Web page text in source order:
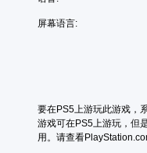
屏幕语言:
要在PS5上游玩此游戏，
游戏可在PS5上游玩，但
用。请查看